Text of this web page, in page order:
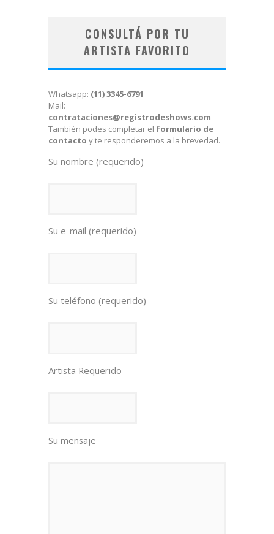
CONSULTÁ POR TU
ARTISTA FAVORITO
Whatsapp: (11) 3345-6791
Mail:
contrataciones@registrodeshows.com
También podes completar el formulario de
contacto y te responderemos a la brevedad.
Su nombre (requerido)
Su e-mail (requerido)
Su teléfono (requerido)
Artista Requerido
Su mensaje